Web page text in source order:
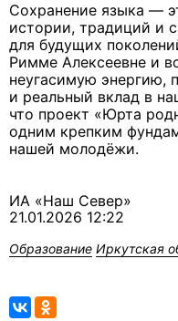
Сохранение языка —
истории, традиций и
для будущих
Римме Алексеевне и
неугасимую энергию,
и реальный вклад в
что проект «Юрта
одним крепким
нашей молодёжи.
ИА «Наш Север»
21.01.2026 12:22
Образование Иркутская